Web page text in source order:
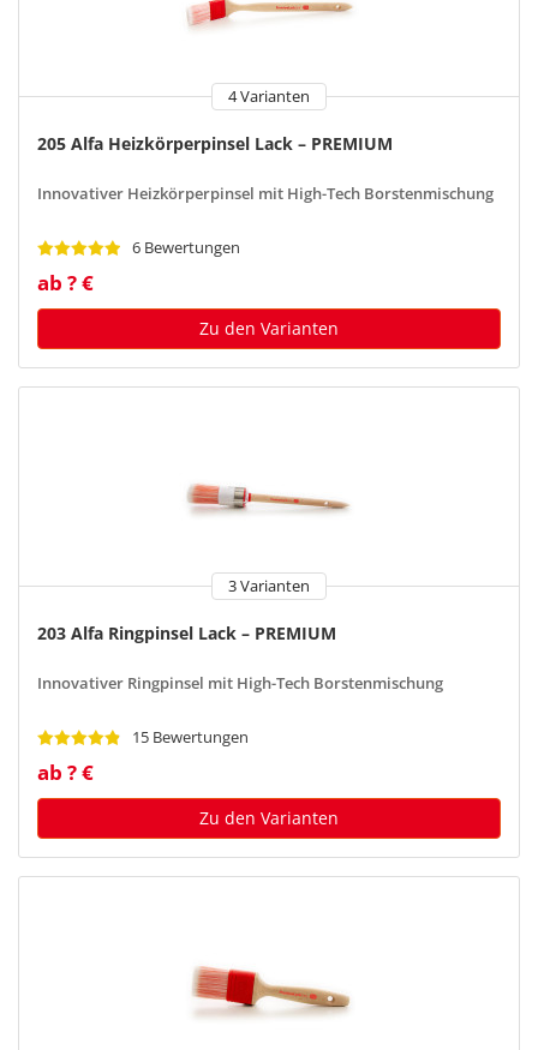
4 Varianten
205 Alfa Heizkörperpinsel Lack – PREMIUM
Innovativer Heizkörperpinsel mit High-Tech Borstenmischung
6 Bewertungen
ab ? €
Zu den Varianten
3 Varianten
203 Alfa Ringpinsel Lack – PREMIUM
Innovativer Ringpinsel mit High-Tech Borstenmischung
15 Bewertungen
ab ? €
Zu den Varianten